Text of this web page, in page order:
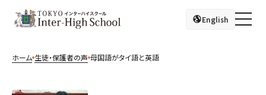
English
ホーム 生徒・保護者の声 母国語がタイ語と英語